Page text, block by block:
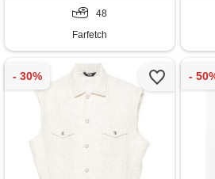
48
Farfetch